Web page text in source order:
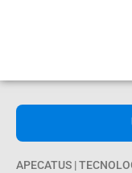
APECATUS |